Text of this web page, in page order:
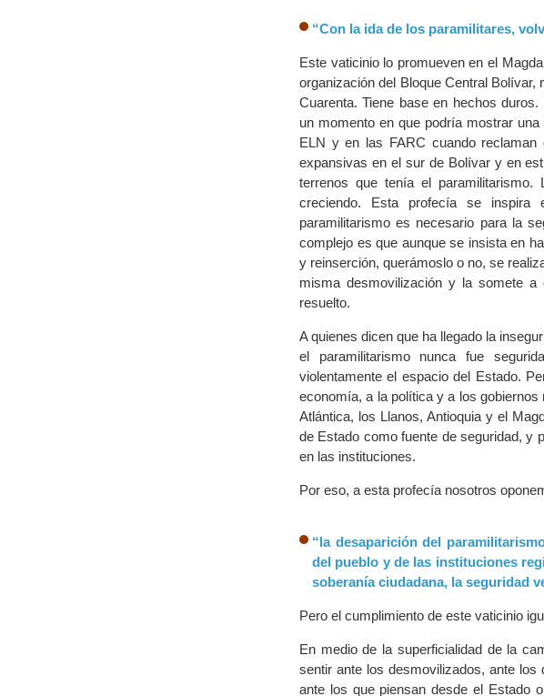
“Con la ida de los paramilitares,
Este vaticinio lo promueven en el
organización del Bloque Central
Cuarenta. Tiene base en hechos
un momento en que podría mostrar
ELN y en las FARC cuando
expansivas en el sur de Bolívar y en
terrenos que tenía el
creciendo. Esta profecía se
paramilitarismo es necesario para la
complejo es que aunque se insista en
y reinserción, querámoslo o no, se
misma desmovilización y la somete
resuelto.
A quienes dicen que ha llegado la
el paramilitarismo nunca fue
violentamente el espacio del Estado.
economía, a la política y a los
Atlántica, los Llanos, Antioquia y el
de Estado como fuente de seguridad, y
en las instituciones.
Por eso, a esta profecía nosotros
“la desaparición del
del pueblo y de las instituciones
soberanía ciudadana, la seguridad
Pero el cumplimiento de este vaticinio
En medio de la superficialidad de la
sentir ante los desmovilizados, ante los
ante los que piensan desde el Estado